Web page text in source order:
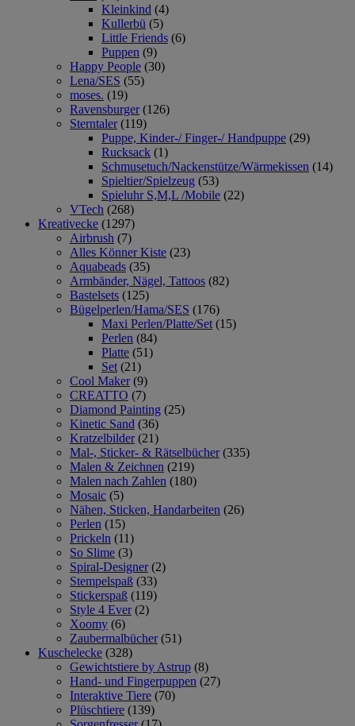
Kleinkind (4)
Kullerbü (5)
Little Friends (6)
Puppen (9)
Happy People (30)
Lena/SES (55)
moses. (19)
Ravensburger (126)
Sterntaler (119)
Puppe, Kinder-/ Finger-/ Handpuppe (29)
Rucksack (1)
Schmusetuch/Nackenstütze/Wärmekissen (14)
Spieltier/Spielzeug (53)
Spieluhr S,M,L /Mobile (22)
VTech (268)
Kreativecke (1297)
Airbrush (7)
Alles Könner Kiste (23)
Aquabeads (35)
Armbänder, Nägel, Tattoos (82)
Bastelsets (125)
Bügelperlen/Hama/SES (176)
Maxi Perlen/Platte/Set (15)
Perlen (84)
Platte (51)
Set (21)
Cool Maker (9)
CREATTO (7)
Diamond Painting (25)
Kinetic Sand (36)
Kratzelbilder (21)
Mal-, Sticker- & Rätselbücher (335)
Malen & Zeichnen (219)
Malen nach Zahlen (180)
Mosaic (5)
Nähen, Sticken, Handarbeiten (26)
Perlen (15)
Prickeln (11)
So Slime (3)
Spiral-Designer (2)
Stempelspaß (33)
Stickerspaß (119)
Style 4 Ever (2)
Xoomy (6)
Zaubermalbücher (51)
Kuschelecke (328)
Gewichtstiere by Astrup (8)
Hand- und Fingerpuppen (27)
Interaktive Tiere (70)
Plüschtiere (139)